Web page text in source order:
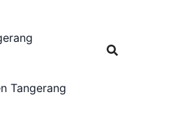
Tangerang